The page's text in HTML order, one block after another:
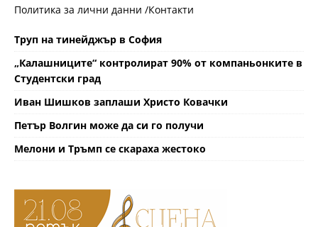
Политика за лични данни /Контакти
Труп на тинейджър в София
„Калашниците“ контролират 90% от компаньонките в
Студентски град
Иван Шишков заплаши Христо Ковачки
Петър Волгин може да си го получи
Мелони и Тръмп се скараха жестоко